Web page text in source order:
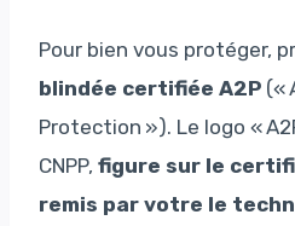
Pour bien vous protéger,
blindée certifiée A2P («
Protection »). Le logo «
CNPP, figure sur le
remis par votre le